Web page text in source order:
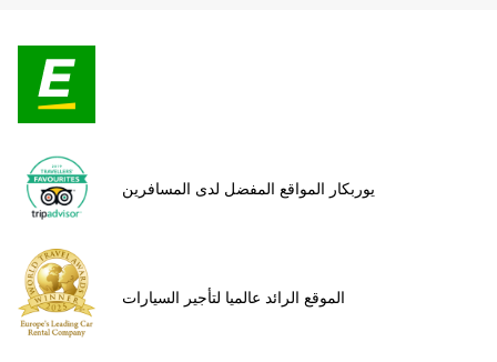
يوربكار المواقع المفضل لدى المسافرين
الموقع الرائد عالميا لتأجير السيارات